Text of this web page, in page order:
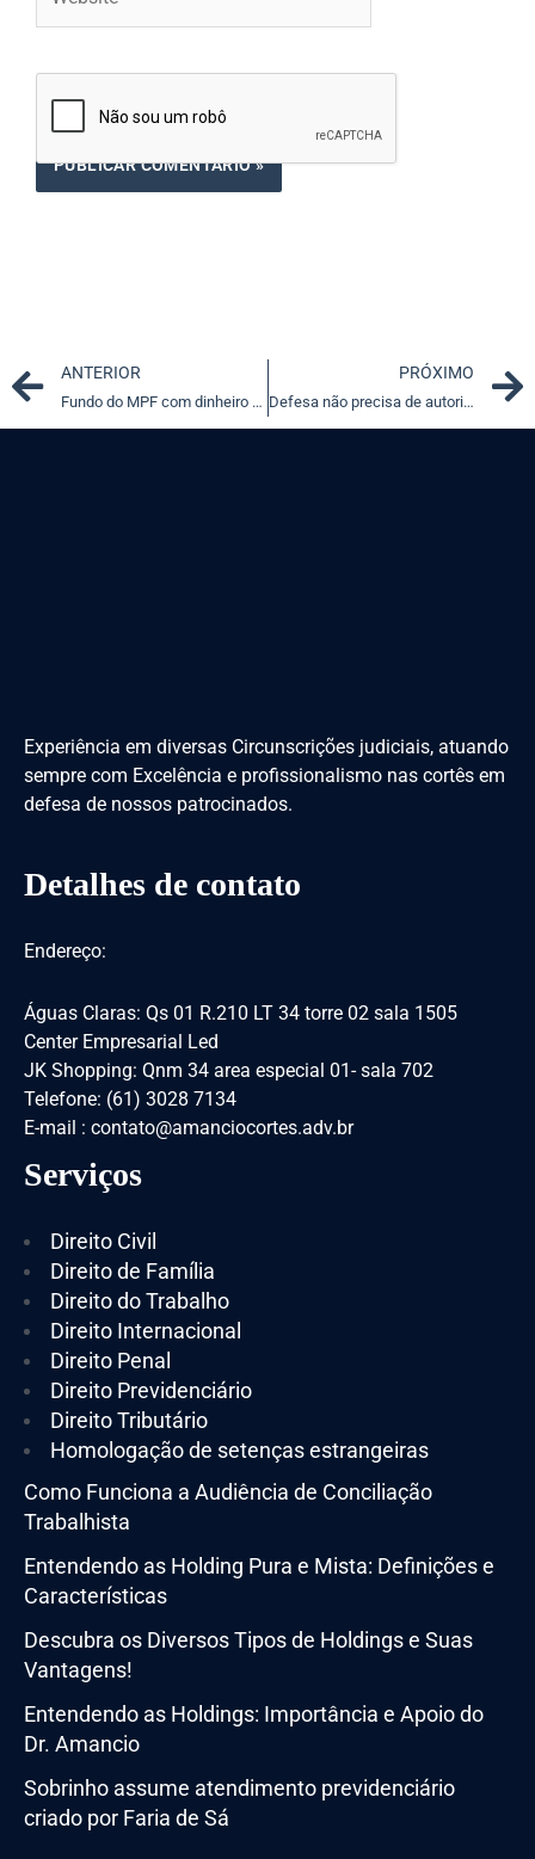
Prev
ANTERIOR
Fundo do MPF com dinheiro da Petrobras foi revelado em março
PRÓXIMO
Defesa não precisa de autorização para gravar promotor no júri
Experiência em diversas Circunscrições judiciais, atuando
sempre com Excelência e profissionalismo nas cortês em
defesa de nossos patrocinados.
Detalhes de contato
Endereço:
Águas Claras: Qs 01 R.210 LT 34 torre 02 sala 1505
Center Empresarial Led
JK Shopping: Qnm 34 area especial 01- sala 702
Telefone: (61) 3028 7134
E-mail : contato@amanciocortes.adv.br
Serviços
Direito Civil
Direito de Família
Direito do Trabalho
Direito Internacional
Direito Penal
Direito Previdenciário
Direito Tributário
Homologação de setenças estrangeiras
Como Funciona a Audiência de Conciliação
Trabalhista
Entendendo as Holding Pura e Mista: Definições e
Características
Descubra os Diversos Tipos de Holdings e Suas
Vantagens!
Entendendo as Holdings: Importância e Apoio do
Dr. Amancio
Sobrinho assume atendimento previdenciário
criado por Faria de Sá